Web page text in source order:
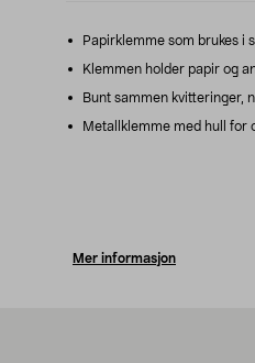
Papirklemme som brukes i
Klemmen holder papir og
Bunt sammen kvitteringer,
Metallklemme med hull for
Mer informasjon